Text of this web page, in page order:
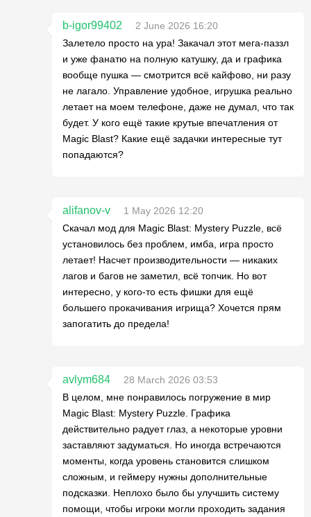
b-igor99402
2 June 2026 16:20
Залетело просто на ура! Закачал этот мега-паззл
и уже фанатю на полную катушку, да и графика
вообще пушка — смотрится всё кайфово, ни разу
не лагало. Управление удобное, игрушка реально
летает на моем телефоне, даже не думал, что так
будет. У кого ещё такие крутые впечатления от
Magic Blast? Какие ещё задачки интересные тут
попадаются?
alifanov-v
1 May 2026 12:20
Скачал мод для Magic Blast: Mystery Puzzle, всё
установилось без проблем, имба, игра просто
летает! Насчет производительности — никаких
лагов и багов не заметил, всё топчик. Но вот
интересно, у кого-то есть фишки для ещё
большего прокачивания игрища? Хочется прям
запогатить до предела!
avlym684
28 March 2026 03:53
В целом, мне понравилось погружение в мир
Magic Blast: Mystery Puzzle. Графика
действительно радует глаз, а некоторые уровни
заставляют задуматься. Но иногда встречаются
моменты, когда уровень становится слишком
сложным, и геймеру нужны дополнительные
подсказки. Неплохо было бы улучшить систему
помощи, чтобы игроки могли проходить задания